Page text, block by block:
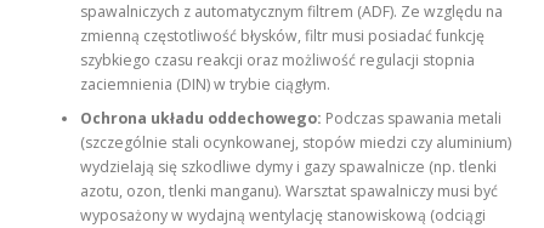
spawalniczych z automatycznym filtrem (ADF). Ze względu na
zmienną częstotliwość błysków, filtr musi posiadać funkcję
szybkiego czasu reakcji oraz możliwość regulacji stopnia
zaciemnienia (DIN) w trybie ciągłym.
Ochrona układu oddechowego: Podczas spawania metali
(szczególnie stali ocynkowanej, stopów miedzi czy aluminium)
wydzielają się szkodliwe dymy i gazy spawalnicze (np. tlenki
azotu, ozon, tlenki manganu). Warsztat spawalniczy musi być
wyposażony w wydajną wentylację stanowiskową (odciągi